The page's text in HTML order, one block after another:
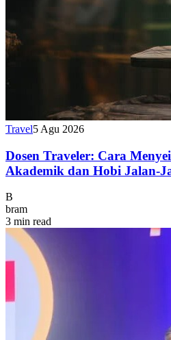
Travel5 Agu 2026
Dosen Traveler: Cara
Akademik dan Hobi Jalan-
B
bram
3 min read